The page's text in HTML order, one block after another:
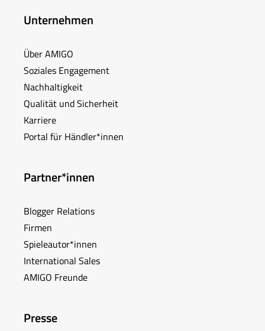
Unternehmen
Über AMIGO
Soziales Engagement
Nachhaltigkeit
Qualität und Sicherheit
Karriere
Portal für Händler*innen
Partner*innen
Blogger Relations
Firmen
Spieleautor*innen
International Sales
AMIGO Freunde
Presse